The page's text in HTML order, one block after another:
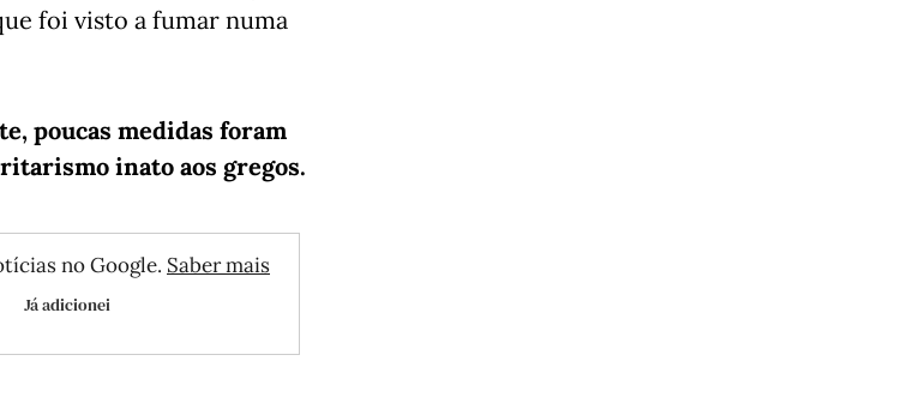
foi visto a fumar numa
poucas medidas foram
inato aos gregos.
no Google. Saber mais
Já adicionei